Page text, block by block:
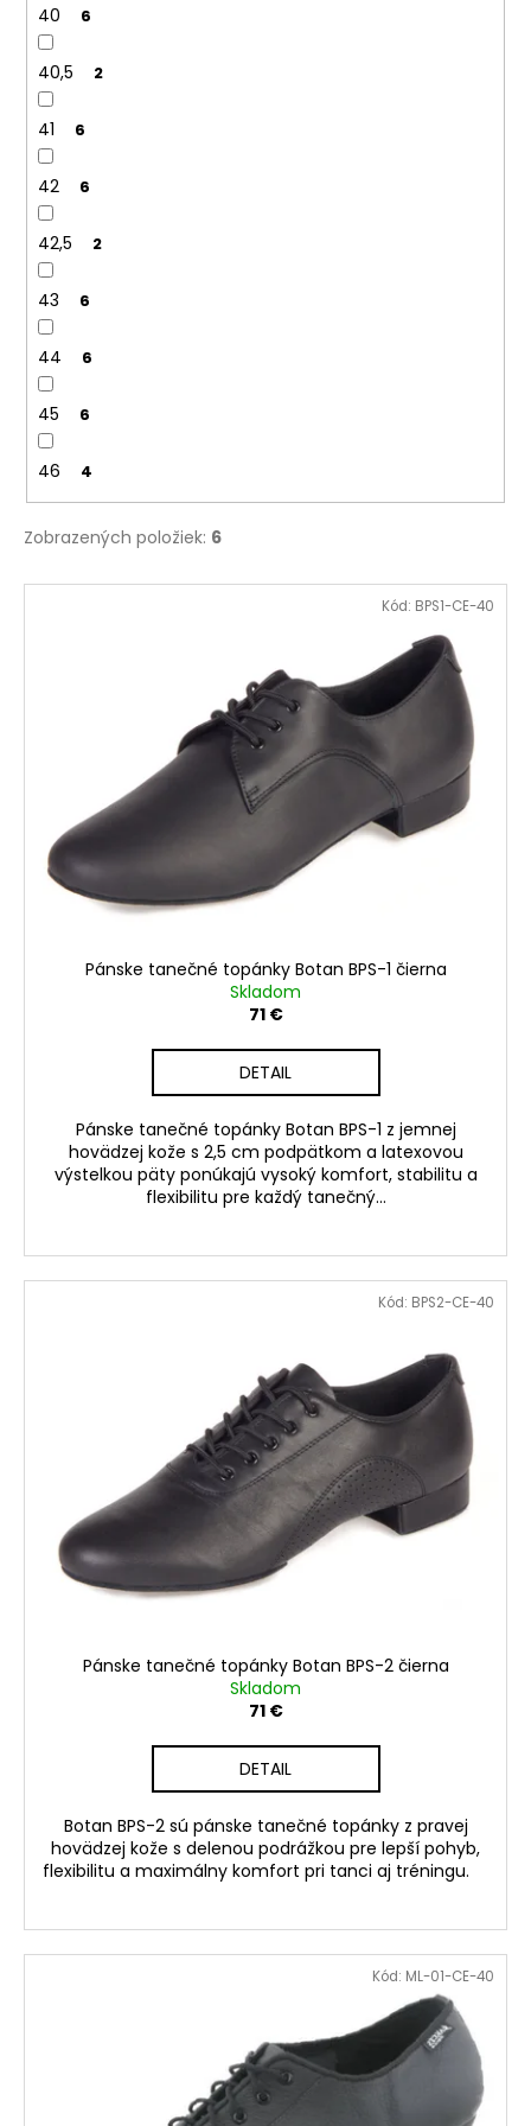
40 6
40,5 2
41 6
42 6
42,5 2
43 6
44 6
45 6
46 4
Zobrazených položiek: 6
V
Pánske tanečné topánky Botan BPS-1 čierna
Skladom
71 €
DETAIL
Pánske tanečné topánky Botan BPS-1 z jemnej
hovädzej kože s 2,5 cm podpätkom a latexovou
výstelkou päty ponúkajú vysoký komfort, stabilitu a
flexibilitu pre každý tanečný...
Kód: BPS1-CE-40
Pánske tanečné topánky Botan BPS-2 čierna
Skladom
71 €
DETAIL
Botan BPS-2 sú pánske tanečné topánky z pravej
hovädzej kože s delenou podrážkou pre lepší pohyb,
flexibilitu a maximálny komfort pri tanci aj tréningu.
Kód: BPS2-CE-40
Kód: ML-01-CE-40